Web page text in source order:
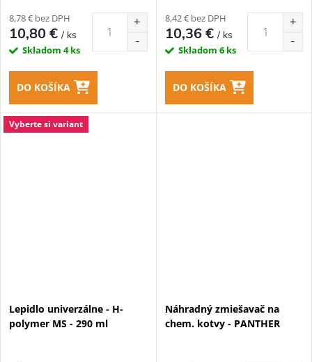
8,78 € bez DPH
10,80 €/ ks
Skladom 4 ks
DO KOŠÍKA
8,42 € bez DPH
10,36 €/ ks
Skladom 6 ks
DO KOŠÍKA
Vyberte si variant
Lepidlo univerzálne - H-
polymer MS - 290 ml
Náhradný zmiešavač na
chem. kotvy - PANTHER